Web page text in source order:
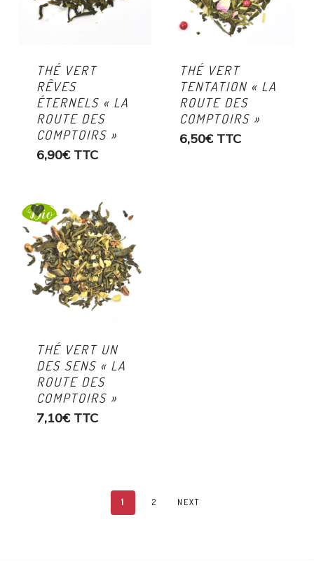
THÉ VERT
RÊVES
ÉTERNELS « LA
ROUTE DES
COMPTOIRS »
6,90€ TTC
THÉ VERT
TENTATION « LA
ROUTE DES
COMPTOIRS »
6,50€ TTC
THÉ VERT UN
DES SENS « LA
ROUTE DES
COMPTOIRS »
7,10€ TTC
1 2 NEXT